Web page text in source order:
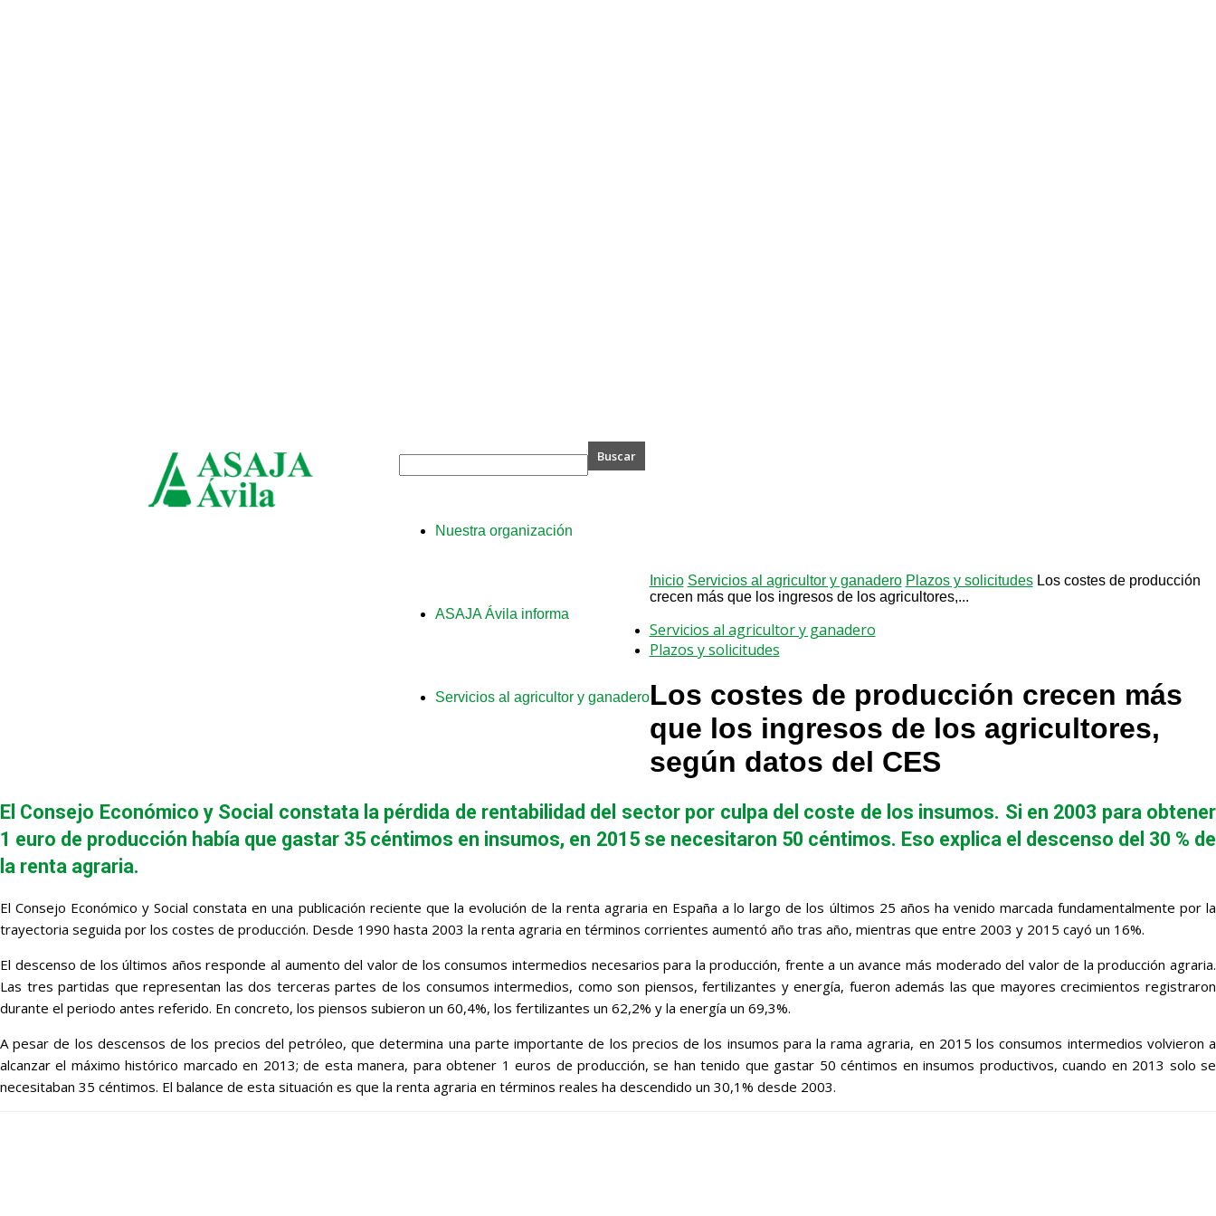
Nuestra organización
ASAJA Ávila informa
Servicios al agricultor y ganadero
Inicio Servicios al agricultor y ganadero Plazos y solicitudes Los costes de producción
crecen más que los ingresos de los agricultores,...
Servicios al agricultor y ganadero
Plazos y solicitudes
Los costes de producción crecen más
que los ingresos de los agricultores,
según datos del CES
El Consejo Económico y Social constata la pérdida de rentabilidad del sector por culpa del coste de los insumos. Si en 2003 para obtener
1 euro de producción había que gastar 35 céntimos en insumos, en 2015 se necesitaron 50 céntimos. Eso explica el descenso del 30 % de
la renta agraria.
El Consejo Económico y Social constata en una publicación reciente que la evolución de la renta agraria en España a lo largo de los últimos 25 años ha venido marcada fundamentalmente por la
trayectoria seguida por los costes de producción. Desde 1990 hasta 2003 la renta agraria en términos corrientes aumentó año tras año, mientras que entre 2003 y 2015 cayó un 16%.
El descenso de los últimos años responde al aumento del valor de los consumos intermedios necesarios para la producción, frente a un avance más moderado del valor de la producción agraria.
Las tres partidas que representan las dos terceras partes de los consumos intermedios, como son piensos, fertilizantes y energía, fueron además las que mayores crecimientos registraron
durante el periodo antes referido. En concreto, los piensos subieron un 60,4%, los fertilizantes un 62,2% y la energía un 69,3%.
A pesar de los descensos de los precios del petróleo, que determina una parte importante de los precios de los insumos para la rama agraria, en 2015 los consumos intermedios volvieron a
alcanzar el máximo histórico marcado en 2013; de esta manera, para obtener 1 euros de producción, se han tenido que gastar 50 céntimos en insumos productivos, cuando en 2013 solo se
necesitaban 35 céntimos. El balance de esta situación es que la renta agraria en términos reales ha descendido un 30,1% desde 2003.